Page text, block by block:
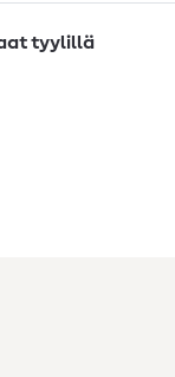
tyylillä